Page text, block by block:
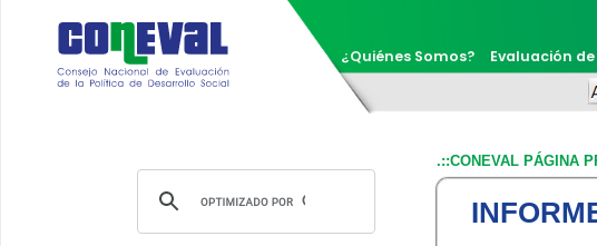
¿Quiénes Somos? Evaluación
.::CONEVAL PÁGINA